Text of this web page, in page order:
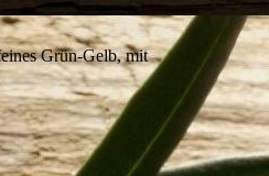
Grün-Gelb, mit